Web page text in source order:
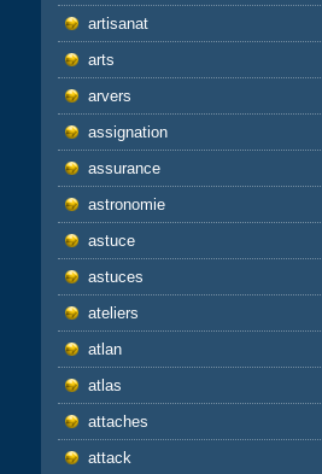
artisanat
arts
arvers
assignation
assurance
astronomie
astuce
astuces
ateliers
atlan
atlas
attaches
attack